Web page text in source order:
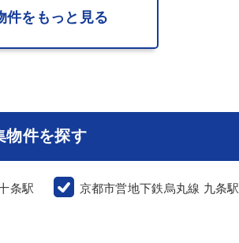
件をもっと見る
物件を探す
条駅 京都市営地下鉄烏丸線 九条駅